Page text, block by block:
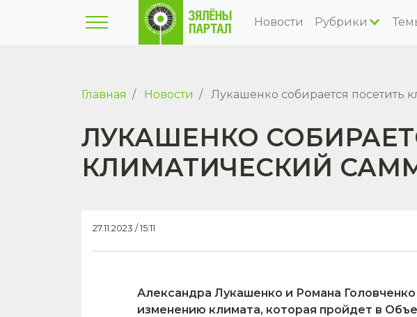
Новости Рубрики
Главная Новости Лукашенко собирается посетить
ЛУКАШЕНКО
КЛИМАТИЧЕСКИЙ
27.11.2023 / 15:11
Александра Лукашенко и Романа
изменению климата, которая пройдет в